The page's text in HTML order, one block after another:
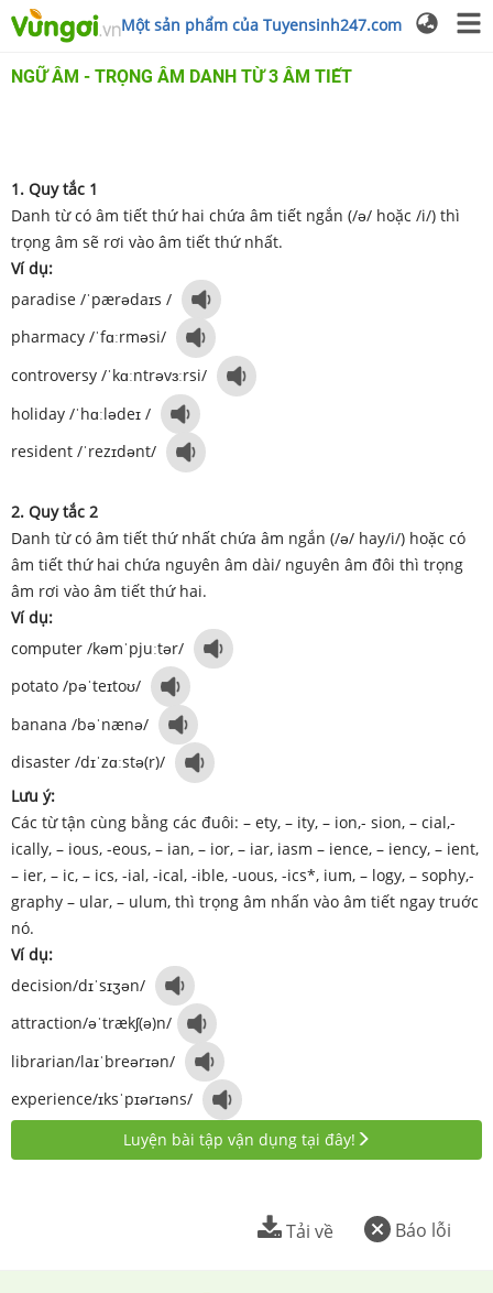
Một sản phẩm của Tuyensinh247.com
NGỮ ÂM - TRỌNG ÂM DANH TỪ 3 ÂM TIẾT
1. Quy tắc 1
Danh từ có âm tiết thứ hai chứa âm tiết ngắn (/ə/ hoặc /i/) thì
trọng âm sẽ rơi vào âm tiết thứ nhất.
Ví dụ:
paradise /ˈpærədaɪs /
pharmacy /ˈfɑːrməsi/
controversy /ˈkɑːntrəvɜːrsi/
holiday /ˈhɑːlədeɪ /
resident /ˈrezɪdənt/
2. Quy tắc 2
Danh từ có âm tiết thứ nhất chứa âm ngắn (/ə/ hay/i/) hoặc có
âm tiết thứ hai chứa nguyên âm dài/ nguyên âm đôi thì trọng
âm rơi vào âm tiết thứ hai.
Ví dụ:
computer /kəmˈpjuːtər/
potato /pəˈteɪtoʊ/
banana /bəˈnænə/
disaster /dɪˈzɑːstə(r)/
Lưu ý:
Các từ tận cùng bằng các đuôi: – ety, – ity, – ion,- sion, – cial,-
ically, – ious, -eous, – ian, – ior, – iar, iasm – ience, – iency, – ient,
– ier, – ic, – ics, -ial, -ical, -ible, -uous, -ics*, ium, – logy, – sophy,-
graphy – ular, – ulum, thì trọng âm nhấn vào âm tiết ngay tru­ớc
nó.
Ví dụ:
decision/dɪˈsɪʒən/
attraction/əˈtrækʃ(ə)n/
librarian/laɪˈbreərɪən/
experience/ɪksˈpɪərɪəns/
Luyện bài tập vận dụng tại đây!
Báo lỗi
Tải về